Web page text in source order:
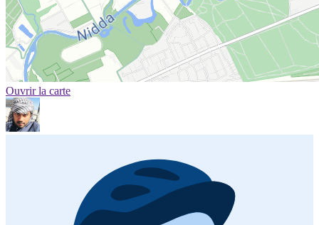
Ouvrir la carte